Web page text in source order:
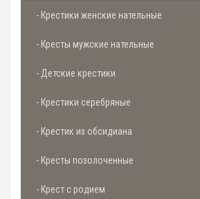
- Крестики женские нательные
- Кресты мужские нательные
- Детские крестики
- Крестики серебряные
- Крестик из обсидиана
- Кресты позолоченные
- Крест с родием